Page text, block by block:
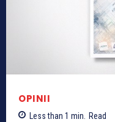
OPINII
Less than 1 min. Read